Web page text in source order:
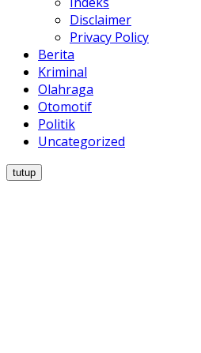
Disclaimer
Privacy Policy
Berita
Kriminal
Olahraga
Otomotif
Politik
Uncategorized
tutup